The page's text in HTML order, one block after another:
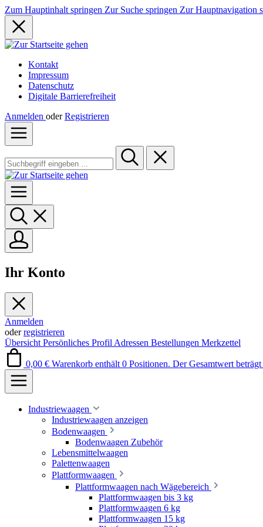
Zum Hauptinhalt springen Zur Suche springen Zur Hauptnavigation
Kontakt
Impressum
Datenschutz
Digitale Barrierefreiheit
Anmelden oder Registrieren
Ihr Konto
Anmelden
oderregistrieren
Übersicht Persönliches Profil Adressen Bestellungen Merkzettel
0,00 € Warenkorb enthält 0 Positionen. Der Gesamtwert
Industriewaagen
Industriewaagen anzeigen
Bodenwaagen
Bodenwaagen Zubehör
Lebensmittelwaagen
Palettenwaagen
Plattformwaagen
Plattformwaagen nach Wägebereich
Plattformwaagen bis 3 kg
Plattformwaagen 6 kg
Plattformwaagen 15 kg